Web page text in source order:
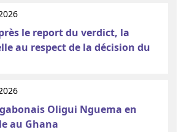
le report du verdict, la
au respect de la décision du
Oligui Nguema en
au Ghana